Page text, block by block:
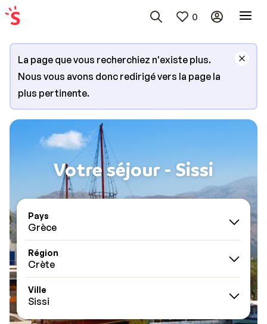
0
La page que vous recherchiez n'existe plus.
Nous vous avons donc redirigé vers la page la
plus pertinente.
Votre séjour - Sissi
Pays
Grèce
Région
Crète
Ville
Sissi